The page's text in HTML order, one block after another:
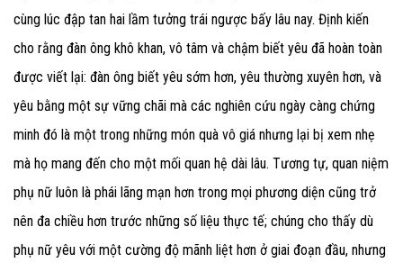
cùng lúc đập tan hai lầm tưởng trái ngược bấy lâu nay. Định kiến
cho rằng đàn ông khô khan, vô tâm và chậm biết yêu đã hoàn toàn
được viết lại: đàn ông biết yêu sớm hơn, yêu thường xuyên hơn, và
yêu bằng một sự vững chãi mà các nghiên cứu ngày càng chứng
minh đó là một trong những món quà vô giá nhưng lại bị xem nhẹ
mà họ mang đến cho một mối quan hệ dài lâu. Tương tự, quan niệm
phụ nữ luôn là phái lãng mạn hơn trong mọi phương diện cũng trở
nên đa chiều hơn trước những số liệu thực tế; chúng cho thấy dù
phụ nữ yêu với một cường độ mãnh liệt hơn ở giai đoạn đầu, nhưng